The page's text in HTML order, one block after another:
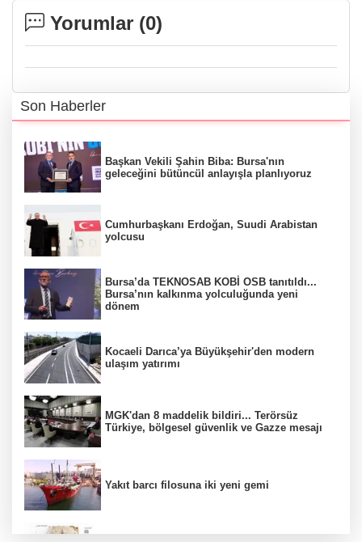
Yorumlar (0)
Son Haberler
Başkan Vekili Şahin Biba: Bursa'nın
geleceğini bütüncül anlayışla planlıyoruz
Cumhurbaşkanı Erdoğan, Suudi Arabistan
yolcusu
Bursa’da TEKNOSAB KOBİ OSB tanıtıldı...
Bursa’nın kalkınma yolculuğunda yeni
dönem
Kocaeli Darıca’ya Büyükşehir'den modern
ulaşım yatırımı
MGK'dan 8 maddelik bildiri... Terörsüz
Türkiye, bölgesel güvenlik ve Gazze mesajı
Yakıt barcı filosuna iki yeni gemi